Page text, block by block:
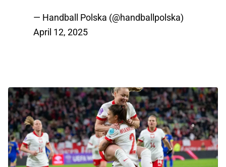
— Handball Polska (@handballpolska)
April 12, 2025